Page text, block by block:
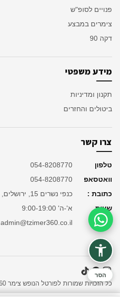
פנויים לסופ"ש
צימרים במבצע
דקה 90
מידע משפטי
תקנון ומדיניות
ביטולים והחזרים
צרו קשר
טלפון
054-8208770
וואטסאפ
054-8208770
כתובת :
כנפי נשרים 15, ירושלים, ישראל
שעות
א'-ה' 9:00-19:00
מייל
admin@tzimer360.co.il
כל הזכויות שמורות לפורטל הנופש צימר 360 | tzimer360.co.il
סיוע בהזמנה
הסר